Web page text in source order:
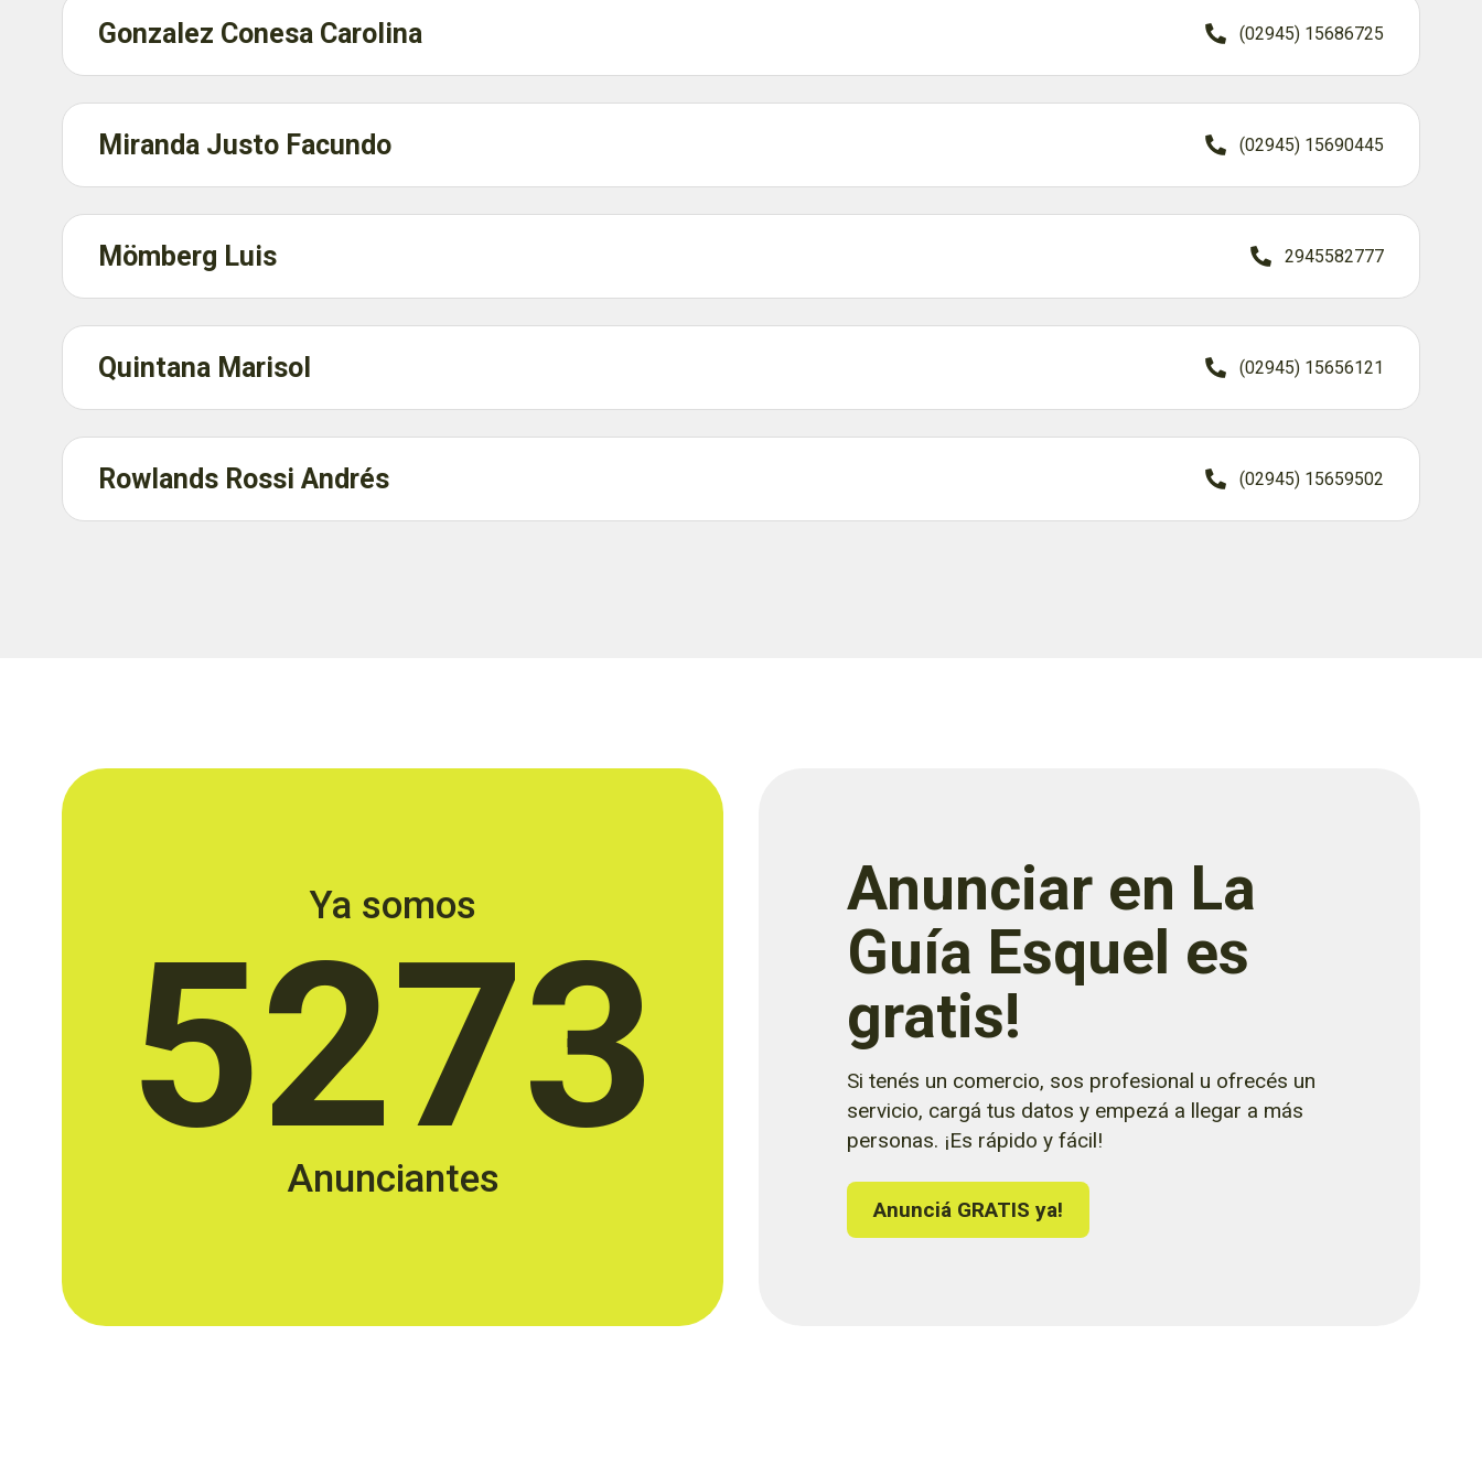
Gonzalez Conesa Carolina (02945) 15686725
Miranda Justo Facundo (02945) 15690445
Mömberg Luis 2945582777
Quintana Marisol (02945) 15656121
Rowlands Rossi Andrés (02945) 15659502
Ya somos
5273
Anunciantes
Anunciar en La
Guía Esquel es
gratis!
Si tenés un comercio, sos profesional u ofrecés un
servicio, cargá tus datos y empezá a llegar a más
personas. ¡Es rápido y fácil!
Anunciá GRATIS ya!